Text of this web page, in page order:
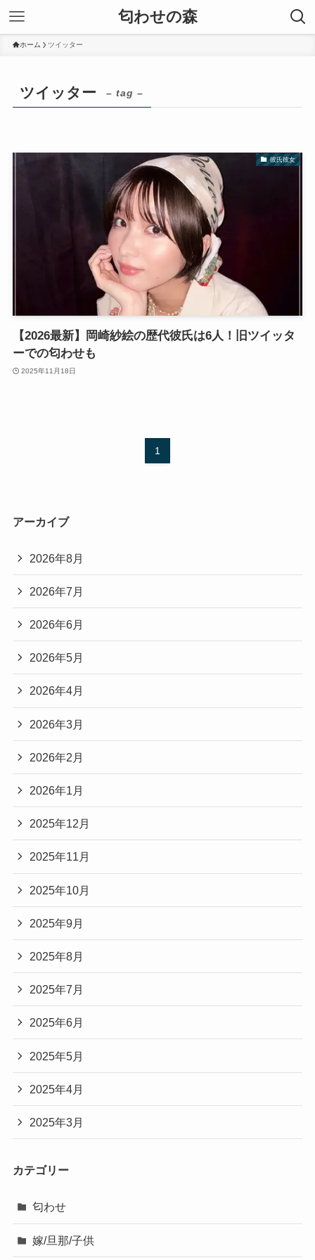
匂わせの森
ホーム ツイッター
ツイッター – tag –
彼氏彼女
【2026最新】岡崎紗絵の歴代彼氏は6人！旧ツイッタ
ーでの匂わせも
2025年11月18日
1
アーカイブ
2026年8月
2026年7月
2026年6月
2026年5月
2026年4月
2026年3月
2026年2月
2026年1月
2025年12月
2025年11月
2025年10月
2025年9月
2025年8月
2025年7月
2025年6月
2025年5月
2025年4月
2025年3月
カテゴリー
匂わせ
嫁/旦那/子供